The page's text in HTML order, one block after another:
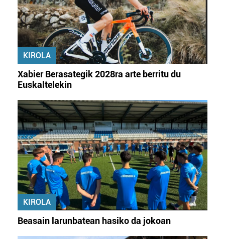
KIROLA
Xabier Berasategik 2028ra arte berritu du
Euskaltelekin
KIROLA
Beasain larunbatean hasiko da jokoan